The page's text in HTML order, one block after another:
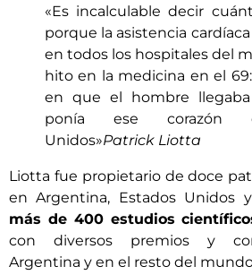
«Es incalculable decir
porque la asistencia
en todos los hospitales del
hito en la medicina en el
en que el hombre
ponía ese corazón
Unidos»Patrick Liotta
Liotta fue propietario de doce
en Argentina, Estados Unidos
más de 400 estudios
con diversos premios y
Argentina y en el resto del